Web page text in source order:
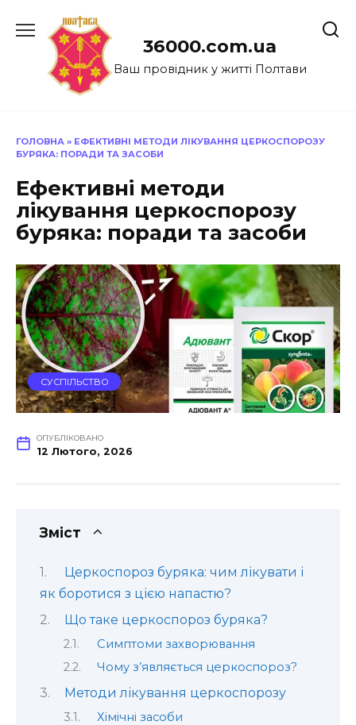
до
36000.com.ua
Ваш провідник у житті Полтави
ГОЛОВНА » ЕФЕКТИВНІ МЕТОДИ ЛІКУВАННЯ ЦЕРКОСПОРОЗУ
БУРЯКА: ПОРАДИ ТА ЗАСОБИ
Ефективні методи
лікування церкоспорозу
буряка: поради та засоби
СУСПІЛЬСТВО
ОПУБЛІКОВАНО
12 Лютого, 2026
Зміст
Церкоспороз буряка: чим лікувати і
як боротися з цією напастю?
Що таке церкоспороз буряка?
Симптоми захворювання
Чому з’являється церкоспороз?
Методи лікування церкоспорозу
Хімічні засоби